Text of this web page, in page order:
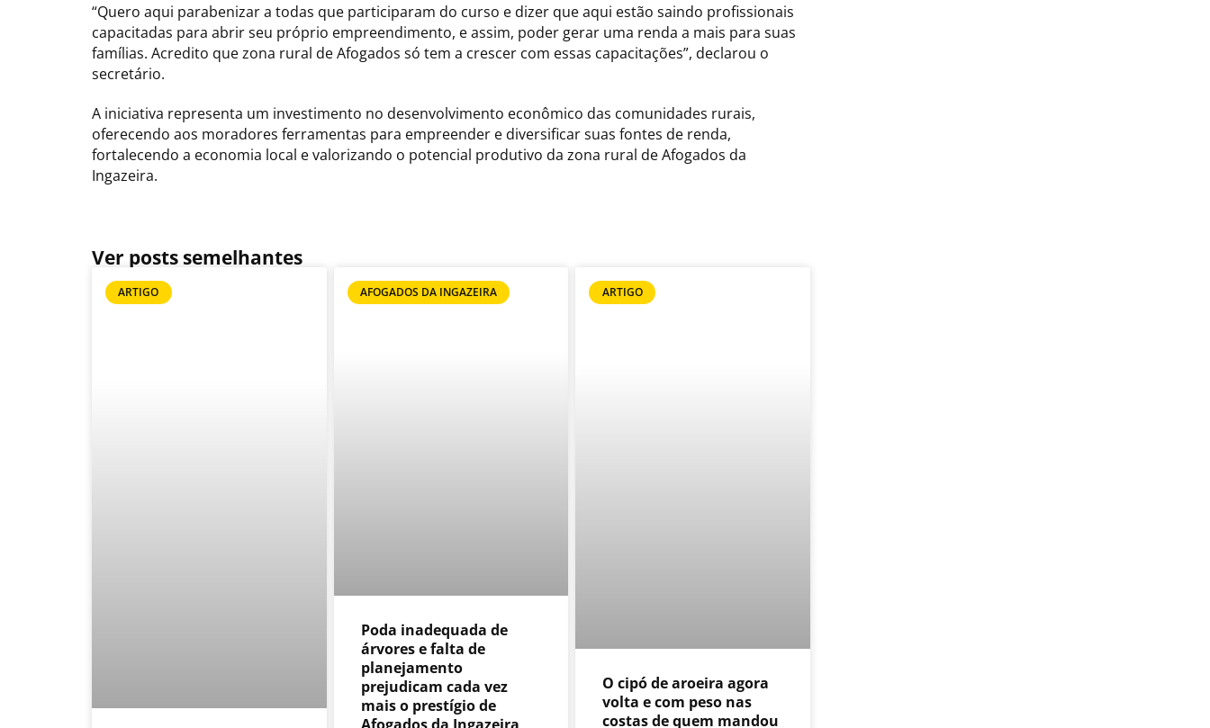
“Quero aqui parabenizar a todas que participaram do curso e dizer que aqui estão saindo profissionais
capacitadas para abrir seu próprio empreendimento, e assim, poder gerar uma renda a mais para suas
famílias. Acredito que zona rural de Afogados só tem a crescer com essas capacitações”, declarou o
secretário.
A iniciativa representa um investimento no desenvolvimento econômico das comunidades rurais,
oferecendo aos moradores ferramentas para empreender e diversificar suas fontes de renda,
fortalecendo a economia local e valorizando o potencial produtivo da zona rural de Afogados da
Ingazeira.
Ver posts semelhantes
ARTIGO AFOGADOS DA INGAZEIRA
Poda inadequada de
árvores e falta de
planejamento
prejudicam cada vez
mais o prestígio de
ARTIGO
O cipó de aroeira agora
volta e com peso nas
costas de quem mandou